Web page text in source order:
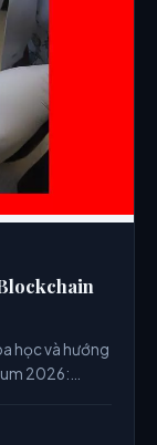
học và hướng
2026: